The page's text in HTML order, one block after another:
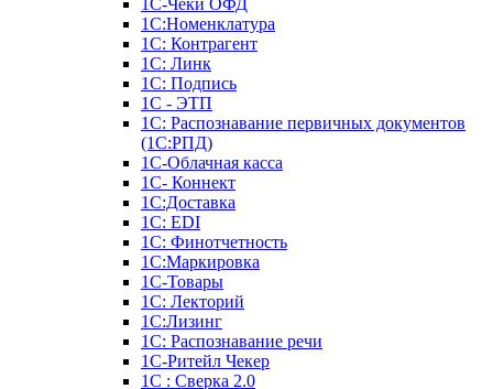
1С-Чеки ОФД
1С:Номенклатура
1С: Контрагент
1С: Линк
1С: Подпись
1С - ЭТП
1С: Распознавание первичных документов
(1С:РПД)
1С-Облачная касса
1С- Коннект
1С:Доставка
1С: EDI
1С: Финотчетность
1С:Маркировка
1С-Товары
1С: Лекторий
1С:Лизинг
1С: Распознавание речи
1C-Ритейл Чекер
1С : Сверка 2.0